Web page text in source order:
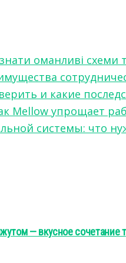
оманливі схеми
и какие
Mellow упрощает
системы: что
— вкусное сочетание